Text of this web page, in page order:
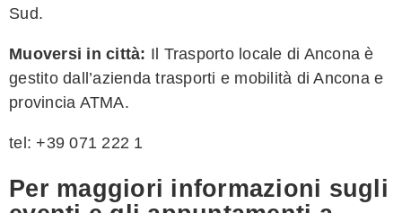
Sud.
Muoversi in città: Il Trasporto locale di Ancona è
gestito dall’azienda trasporti e mobilità di Ancona e
provincia ATMA.
tel: +39 071 222 1
Per maggiori informazioni sugli